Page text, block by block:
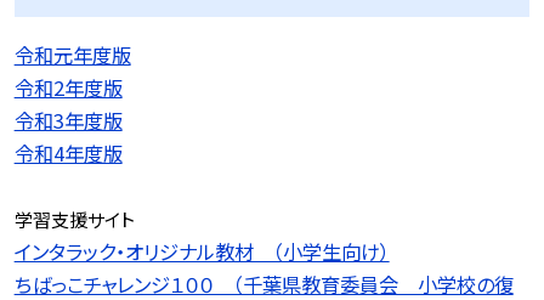
令和元年度版
令和2年度版
令和3年度版
令和4年度版
学習支援サイト
インタラック・オリジナル教材 （小学生向け）
ちばっこチャレンジ１００ （千葉県教育委員会 小学校の復